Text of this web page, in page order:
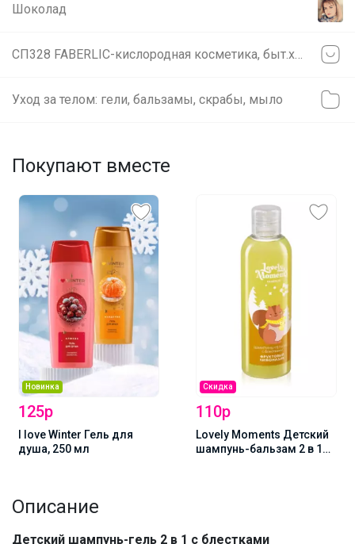
Шоколад
Уход за телом: гели, бальзамы, скрабы, мыло
Покупают вместе
Новинка
125р
I love Winter Гель для
душа, 250 мл
Скидка
110р
Lovely Moments Детский
шампунь-бальзам 2 в 1
Описание
Детский шампунь-гель 2 в 1 с блестками